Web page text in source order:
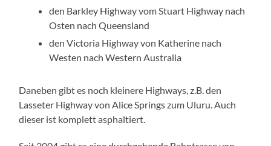
den Barkley Highway vom Stuart Highway nach
Osten nach Queensland
den Victoria Highway von Katherine nach
Westen nach Western Australia
Daneben gibt es noch kleinere Highways, z.B. den
Lasseter Highway von Alice Springs zum Uluru. Auch
dieser ist komplett asphaltiert.